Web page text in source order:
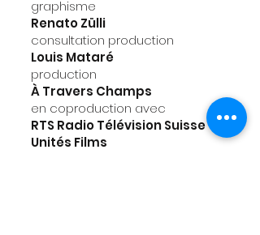
graphisme
Renato Zülli
consultation production
Louis Mataré
production
À Travers Champs
en coproduction avec
RTS Radio Télévision Suisse –
Unités Films